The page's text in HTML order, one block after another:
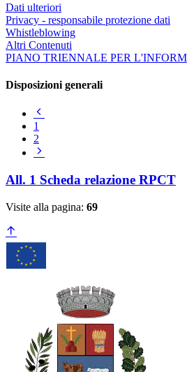
Dati ulteriori
Privacy - responsabile protezione dati
Whistleblowing
Altri Contenuti
PIANO TRIENNALE PER
Disposizioni generali
1
2
All. 1 Scheda relazione RPCT
Visite alla pagina: 69